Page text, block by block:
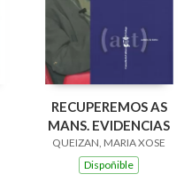
RECUPEREMOS AS
MANS. EVIDENCIAS
QUEIZAN, MARIA XOSE
Dispoñible